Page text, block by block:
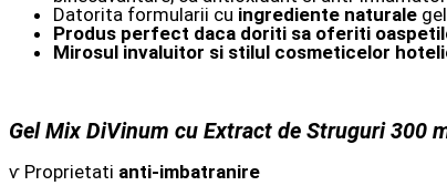
Datorita formularii cu ingrediente naturale
Produs perfect daca doriti sa oferiti
Mirosul invaluitor si stilul cosmeticelor
Gel Mix DiVinum cu Extract de Struguri 300
ⱱ Proprietati anti-imbatranire